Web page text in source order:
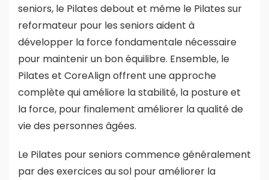
seniors, le Pilates debout et même le Pilates sur
reformateur pour les seniors aident à
développer la force fondamentale nécessaire
pour maintenir un bon équilibre. Ensemble, le
Pilates et CoreAlign offrent une approche
complète qui améliore la stabilité, la posture et
la force, pour finalement améliorer la qualité de
vie des personnes âgées.
Le Pilates pour seniors commence généralement
par des exercices au sol pour améliorer la